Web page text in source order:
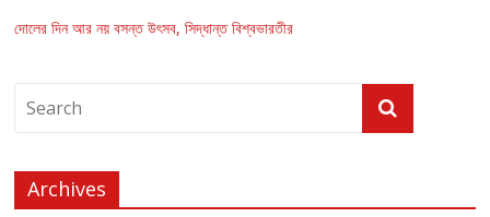
দোলের দিন আর নয় বসন্ত উৎসব, সিদ্ধান্ত বিশ্বভারতীর
Archives